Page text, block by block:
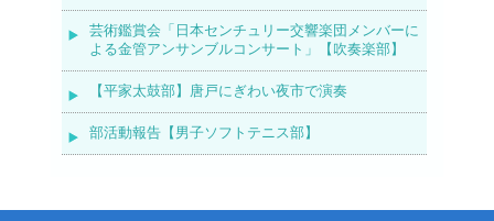
芸術鑑賞会「日本センチュリー交響楽団メンバーに
よる金管アンサンブルコンサート」【吹奏楽部】
【平家太鼓部】唐戸にぎわい夜市で演奏
部活動報告【男子ソフトテニス部】